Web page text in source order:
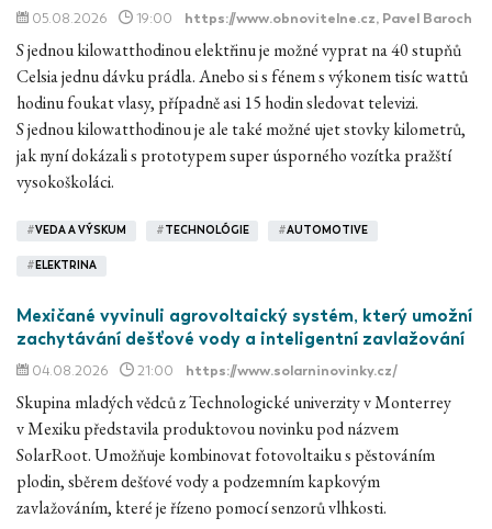
05.08.2026 19:00 https://www.obnovitelne.cz, Pavel Baroch
S jednou kilowatthodinou elektřinu je možné vyprat na 40 stupňů
Celsia jednu dávku prádla. Anebo si s fénem s výkonem tisíc wattů
hodinu foukat vlasy, případně asi 15 hodin sledovat televizi.
S jednou kilowatthodinou je ale také možné ujet stovky kilometrů,
jak nyní dokázali s prototypem super úsporného vozítka pražští
vysokoškoláci.
#VEDA A VÝSKUM #TECHNOLÓGIE #AUTOMOTIVE
# ELEKTRINA
Mexičané vyvinuli agrovoltaický systém, který umožní
zachytávání dešťové vody a inteligentní zavlažování
04.08.2026 21:00 https://www.solarninovinky.cz/
Skupina mladých vědců z Technologické univerzity v Monterrey
v Mexiku představila produktovou novinku pod názvem
SolarRoot. Umožňuje kombinovat fotovoltaiku s pěstováním
plodin, sběrem dešťové vody a podzemním kapkovým
zavlažováním, které je řízeno pomocí senzorů vlhkosti.